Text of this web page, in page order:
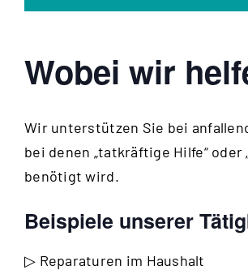
Wobei wir
Wir unterstützen Sie bei
bei denen „tatkräftige Hilfe“ oder
benötigt wird.
Beispiele unserer
▷ Reparaturen im Haushalt